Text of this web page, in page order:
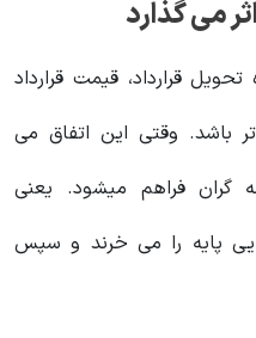
می گذارد
قرارداد، قیمت قرارداد
باشد. وقتی این اتفاق می
گران فراهم میشود. یعنی
پایه را می خرند و سپس